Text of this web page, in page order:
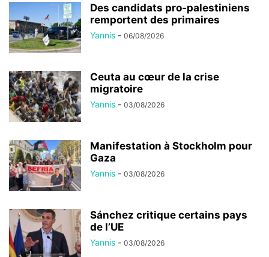
Des candidats pro-palestiniens
remportent des primaires
Yannis - 06/08/2026
Ceuta au cœur de la crise
migratoire
Yannis - 03/08/2026
Manifestation à Stockholm pour
Gaza
Yannis - 03/08/2026
Sánchez critique certains pays
de l’UE
Yannis - 03/08/2026